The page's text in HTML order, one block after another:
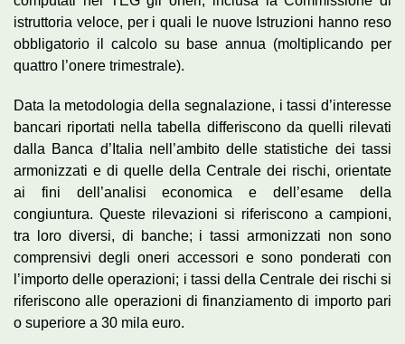
istruttoria veloce, per i quali le nuove Istruzioni hanno reso
obbligatorio il calcolo su base annua (moltiplicando per
quattro l’onere trimestrale).
Data la metodologia della segnalazione, i tassi d’interesse
bancari riportati nella tabella differiscono da quelli rilevati
dalla Banca d’Italia nell’ambito delle statistiche dei tassi
armonizzati e di quelle della Centrale dei rischi, orientate
ai fini dell’analisi economica e dell’esame della
congiuntura. Queste rilevazioni si riferiscono a campioni,
tra loro diversi, di banche; i tassi armonizzati non sono
comprensivi degli oneri accessori e sono ponderati con
l’importo delle operazioni; i tassi della Centrale dei rischi si
riferiscono alle operazioni di finanziamento di importo pari
o superiore a 30 mila euro.